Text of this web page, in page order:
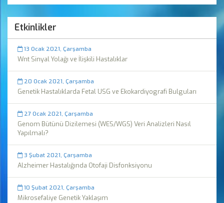
Etkinlikler
13 Ocak 2021, Çarşamba
Wnt Sinyal Yolağı ve İlişkili Hastalıklar
20 Ocak 2021, Çarşamba
Genetik Hastalıklarda Fetal USG ve Ekokardiyografi Bulguları
27 Ocak 2021, Çarşamba
Genom Bütünü Dizilemesi (WES/WGS) Veri Analizleri Nasıl
Yapılmalı?
3 Şubat 2021, Çarşamba
Alzheimer Hastalığında Otofaji Disfonksiyonu
10 Şubat 2021, Çarşamba
Mikrosefaliye Genetik Yaklaşım